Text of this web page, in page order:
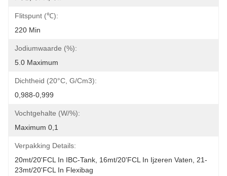
Flitspunt (℃):
220 Min
Jodiumwaarde (%):
5.0 Maximum
Dichtheid (20°C, G/cm3):
0,988-0,999
Vochtgehalte (w/%):
Maximum 0,1
Verpakking Details:
20mt/20'FCL In IBC-Tank, 16mt/20'FCL In Ijzeren Vaten, 21-
23mt/20'FCL In Flexibag